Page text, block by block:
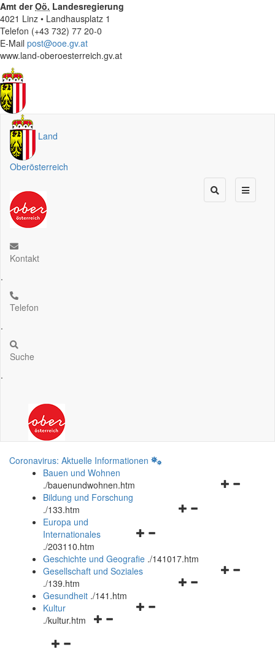
Amt derOö. Landesregierung
4021 Linz • Landhausplatz 1
Telefon (+43 732) 77 20-0
E-Mail post@ooe.gv.at
www.land-oberoesterreich.gv.at
Land
Oberösterreich
Kontakt
.
Telefon
.
Suche
.
Coronavirus: Aktuelle Informationen
Bauen und Wohnen
./bauenundwohnen.htm
Navigationsmenü
Bildung und Forschung
./133.htm
Navigationsmenü
und
schließen
Europa und
Internationales
./203110.htm
Geschichte und Geografie ./141017.htm
Navigationsmenü
Gesellschaft und Soziales
./139.htm
Navigationsmenü
Gesundheit ./141.htm
Navigationsmenü
Kultur
./kultur.htm
Navigationsmenü